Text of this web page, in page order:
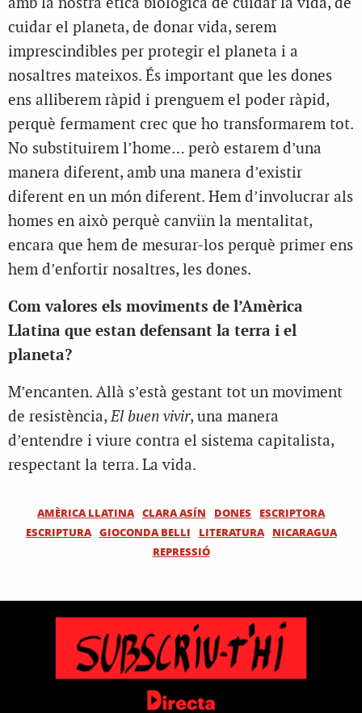
cuidar el planeta, de donar vida, serem
imprescindibles per protegir el planeta i a
nosaltres mateixos. És important que les dones
ens alliberem ràpid i prenguem el poder ràpid,
perquè fermament crec que ho transformarem tot.
No substituirem l’home… però estarem d’una
manera diferent, amb una manera d’existir
diferent en un món diferent. Hem d’involucrar als
homes en això perquè canviïn la mentalitat,
encara que hem de mesurar-los perquè primer ens
hem d’enfortir nosaltres, les dones.
Com valores els moviments de l’Amèrica
Llatina que estan defensant la terra i el
planeta?
M’encanten. Allà s’està gestant tot un moviment
de resistència,El buen vivir, una manera
d’entendre i viure contra el sistema capitalista,
respectant la terra. La vida.
AMÈRICA LLATINA CLARA ASÍN DONES
ESCRIPTORA
ESCRIPTURA GIOCONDA BELLI LITERATURA
NICARAGUA
REPRESSIÓ